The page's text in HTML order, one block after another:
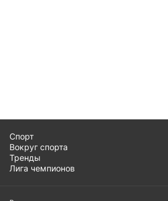
Спорт
Вокруг спорта
Тренды
Лига чемпионов